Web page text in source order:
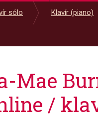
sólo Klavír (piano)
Mae
/